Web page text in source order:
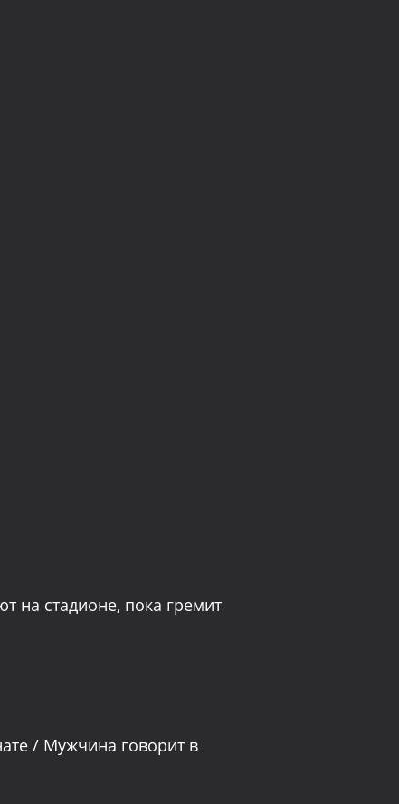
на стадионе, пока гремит
/ Мужчина говорит в